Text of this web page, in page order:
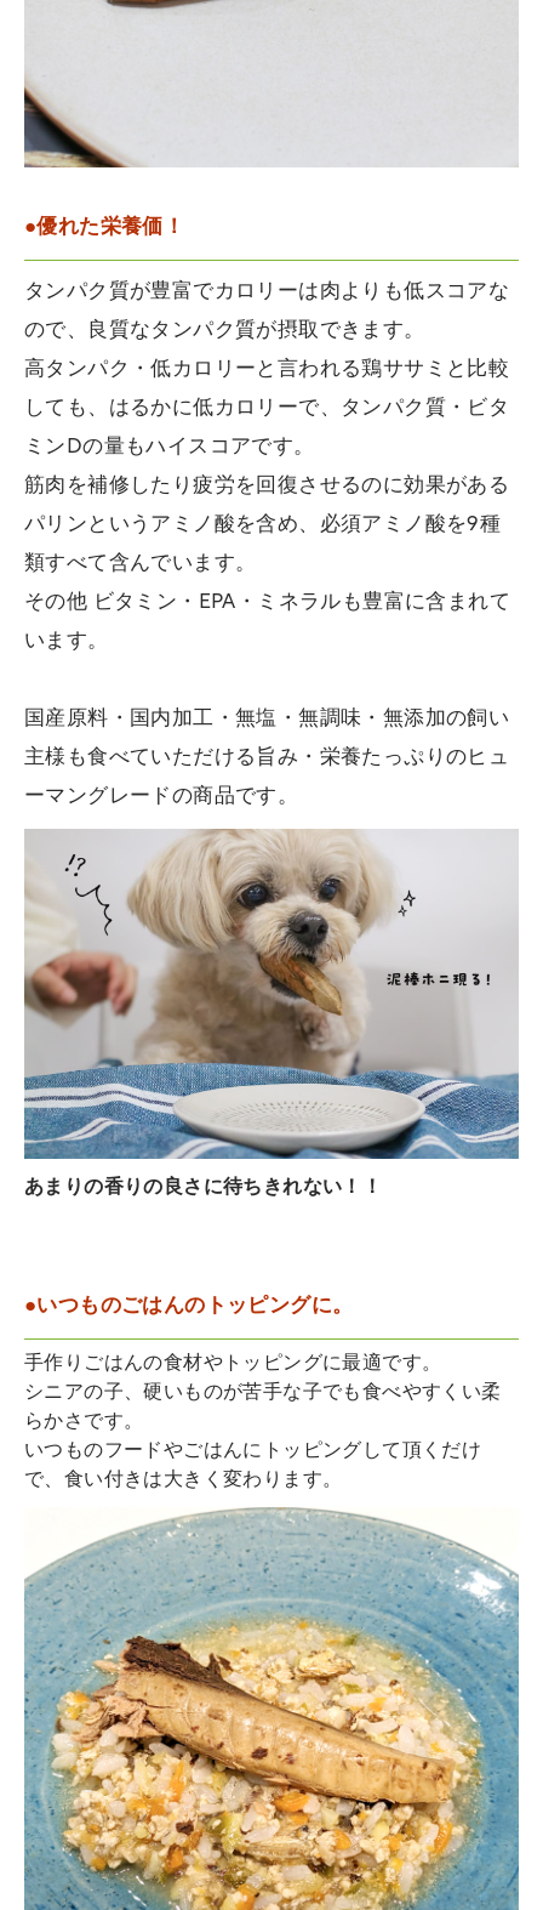
●優れた栄養価！
タンパク質が豊富でカロリーは肉よりも低スコアな
ので、良質なタンパク質が摂取できます。
高タンパク・低カロリーと言われる鶏ササミと比較
しても、はるかに低カロリーで、タンパク質・ビタ
ミンDの量もハイスコアです。
筋肉を補修したり疲労を回復させるのに効果がある
パリンというアミノ酸を含め、必須アミノ酸を9種
類すべて含んでいます。
その他 ビタミン・EPA・ミネラルも豊富に含まれて
います。
国産原料・国内加工・無塩・無調味・無添加の飼い
主様も食べていただける旨み・栄養たっぷりのヒュ
ーマングレードの商品です。
あまりの香りの良さに待ちきれない！！
●いつものごはんのトッピングに。
手作りごはんの食材やトッピングに最適です。
シニアの子、硬いものが苦手な子でも食べやすくい柔
らかさです。
いつものフードやごはんにトッピングして頂くだけ
で、食い付きは大きく変わります。